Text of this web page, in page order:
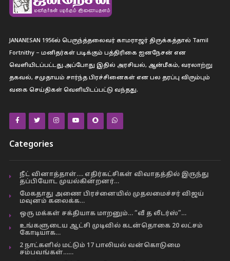
JANANESAN 1956ல் பெருந்த்தலைவர் காமராஜர் திருக்கத்தால் Tamil
Fortnithy – மனிதர்கள் படிக்கும் பத்திரிகை ஐனநேசன் என
வெளியிடப்பட்டது.அப்போது இதில் அரசியல், ஆன்மீகம், வரலாற்று
தகவல், சமுதாயம் சார்ந்த பிரச்சினைகள் என பல தரப்பு விரும்பும்
வகை செய்திகள் வெளியிடப்பட்டு வந்தது.
Categories
நீட் வினாத்தாள்…. எதிர்கட்சிகள் விவாதத்தில் இருந்து
தப்பியோட முயல்கின்றனர்…
மேகதாது அணை பிரச்னையில் முதலமைச்சர் விஜய்
மவுனம் கலைக்க…
ஒரு மக்கள் சக்தியாக மாறனும்… “வீ த லீடர்ஸ்”…
உங்களுடைய ஆட்சி முடிவில் கடன்தொகை 20 லட்சம்
கோடியாக…
2 நாட்களில் மட்டும் 17 பாலியல் வன்கொடுமை
சம்பவங்கள்……